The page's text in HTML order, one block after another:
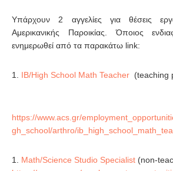
Υπάρχουν 2 αγγελίες για θέσεις
Αμερικανικής Παροικίας. Όποιος
ενημερωθεί από τα παρακάτω link:
IB/High School Math Teacher (teaching
https://www.acs.gr/
gh_school/arthro/
Math/Science Studio Specialist (non-